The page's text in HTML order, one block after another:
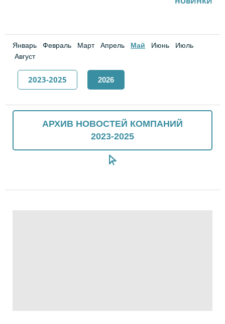
Январь Февраль Март Апрель Май Июнь
Июль
Август
2023-2025 2026
АРХИВ НОВОСТЕЙ КОМПАНИЙ
2023-2025